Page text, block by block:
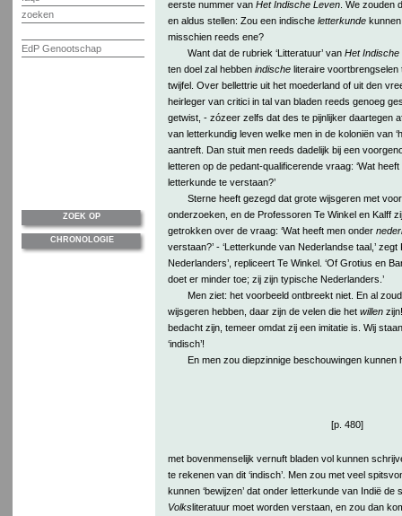
zoeken
EdP Genootschap
eerste nummer van Het Indische Leven. We zouden
en aldus stellen: Zou een indische letterkundekunnen
misschien reeds ene?
Want dat de rubriek ‘Litteratuur’ van Het Indische
ten doel zal hebben indischeliteraire voortbrengselen
twijfel. Over bellettrie uit het moederland of uit den
heirleger van critici in tal van bladen reeds genoeg
getwist, - zózeer zelfs dat des te pijnlijker daartegen
van letterkundig leven welke men in de koloniën van
aantreft. Dan stuit men reeds dadelijk bij een
letteren op de pedant-qualificerende vraag: ‘Wat
letterkunde te verstaan?’
Sterne heeft gezegd dat grote wijsgeren met
onderzoeken, en de Professoren Te Winkel en Kalff
getrokken over de vraag: ‘Wat heeft men onder
verstaan?’ - ‘Letterkunde van Nederlandse taal,’
Nederlanders’, repliceert Te Winkel. ‘Of Grotius en
doet er minder toe; zij zijn typische Nederlanders.’
Men ziet: het voorbeeld ontbreekt niet. En al
wijsgeren hebben, daar zijn de velen die het willen
bedacht zijn, temeer omdat zij een imitatie is. Wij
‘indisch’!
En men zou diepzinnige beschouwingen kunnen
[p. 480]
met bovenmenselijk vernuft bladen vol kunnen
te rekenen van dit ‘indisch’. Men zou met veel
kunnen ‘bewijzen’ dat onder letterkunde van Indië de
Volksliteratuur moet worden verstaan, en zou dan
ZOEK OP
CHRONOLOGIE